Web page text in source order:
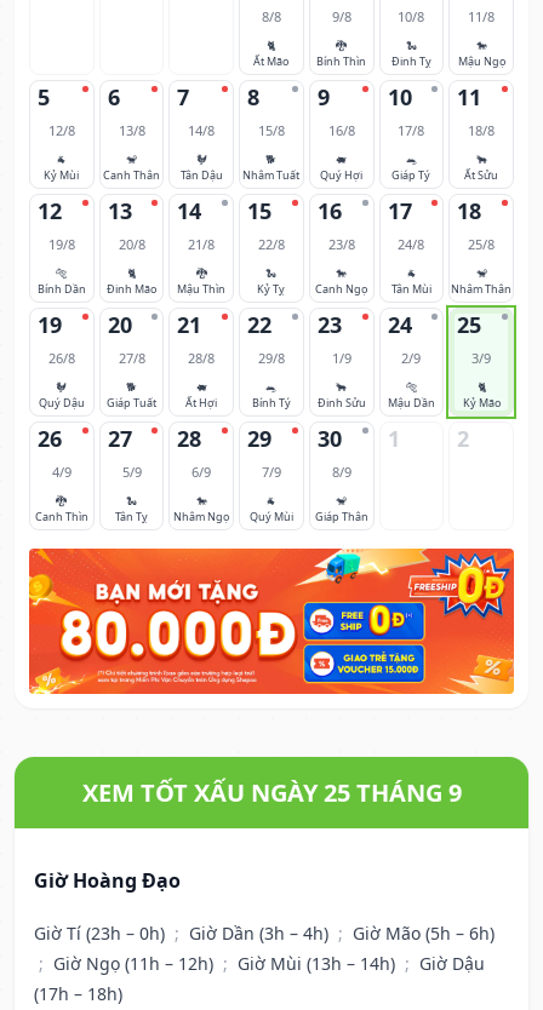
8/8
🐈
Ất Mão
9/8
🐉
Bính Thìn
10/8
🐍
Đinh Tỵ
11/8
🐎
Mậu Ngọ
5
12/8
🐐
Kỷ Mùi
6
13/8
🐒
Canh Thân
7
14/8
🐓
Tân Dậu
8
15/8
🐕
Nhâm Tuất
9
16/8
🐖
Quý Hợi
10
17/8
🐀
Giáp Tý
11
18/8
🐂
Ất Sửu
12
19/8
🐅
Bính Dần
13
20/8
🐈
Đinh Mão
14
21/8
🐉
Mậu Thìn
15
22/8
🐍
Kỷ Tỵ
16
23/8
🐎
Canh Ngọ
17
24/8
🐐
Tân Mùi
18
25/8
🐒
Nhâm Thân
19
26/8
🐓
Quý Dậu
20
27/8
🐕
Giáp Tuất
21
28/8
🐖
Ất Hợi
22
29/8
🐀
Bính Tý
23
1/9
🐂
Đinh Sửu
24
2/9
🐅
Mậu Dần
25
3/9
🐈
Kỷ Mão
26
4/9
🐉
Canh Thìn
27
5/9
🐍
Tân Tỵ
28
6/9
🐎
Nhâm Ngọ
29
7/9
🐐
Quý Mùi
30
8/9
🐒
Giáp Thân
1 2
XEM TỐT XẤU NGÀY 25 THÁNG 9
Giờ Hoàng Đạo
Giờ Tí (23h – 0h) ; Giờ Dần (3h – 4h) ; Giờ Mão (5h – 6h)
; Giờ Ngọ (11h – 12h) ; Giờ Mùi (13h – 14h) ; Giờ Dậu
(17h – 18h)